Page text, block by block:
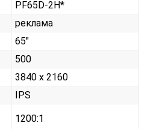
PF65D-2H*
реклама
65"
500
3840 x 2160
IPS
1200:1